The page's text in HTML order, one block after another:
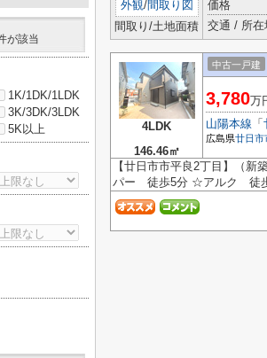
外観/間取り図
間取り/土地面積
価格
交通 / 所在
4LDK
146.46㎡
中古一戸建
3,780万
山陽本線 「
広島県廿日市
【廿日市市平良2丁目】（
パー 徒歩5分 ☆アルク 徒
が該当
1K/1DK/1LDK
3K/3DK/3LDK
5K以上